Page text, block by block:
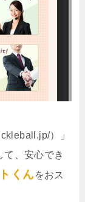
）」
、安心でき
くんをおス